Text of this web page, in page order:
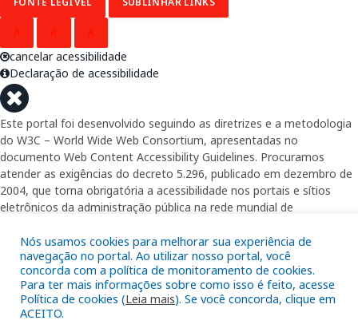
Nós usamos cookies para melhorar sua experiência de
navegação no portal. Ao utilizar nosso portal, você
concorda com a política de monitoramento de cookies.
Para ter mais informações sobre como isso é feito, acesse
Política de cookies (Leia mais). Se você concorda, clique em
ACEITO.
cancelar acessibilidade
Declaração de acessibilidade
Este portal foi desenvolvido seguindo as diretrizes e a metodologia
do W3C – World Wide Web Consortium, apresentadas no
documento Web Content Accessibility Guidelines. Procuramos
atender as exigências do decreto 5.296, publicado em dezembro de
2004, que torna obrigatória a acessibilidade nos portais e sítios
eletrônicos da administração pública na rede mundial de
garantindo-lhes o pleno acesso aos conteúdos disponíveis.
Além de validações automáticas, foram realizados testes em
diversos navegadores e através do utilitário de acesso a Internet do
DOSVOX, sistema operacional destinado deficientes visuais.